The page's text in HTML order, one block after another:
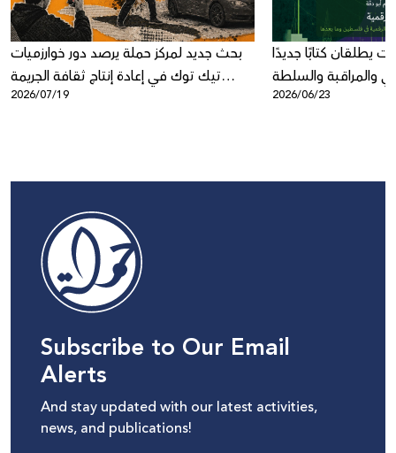
بحث جديد لمركز حملة يرصد دور خوارزميات
تيك توك في إعادة إنتاج ثقافة الجريمة
المنظمة في المجتمع الفلسطيني في
2026/07/19
يطلقان كتابًا جديدًا
والمراقبة والسلطة
الرقمية
2026/06/23
Subscribe to Our Email
Alerts
And stay updated with our latest activities,
news, and publications!